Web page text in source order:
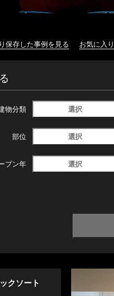
保存した事例を見る お気に入
物分類 選択
部位 選択
プン年 選択
クソート